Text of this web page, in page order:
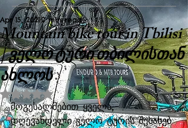
Mountain bike tour in Tbilisi
| ველო ტური თბილისთან
ახლოს
Apr 15, 20212 min read
Rated NaN out of 5 stars.
მოგესალმებით ყველა,
დღევანდელი ველო ტურის შესახებ